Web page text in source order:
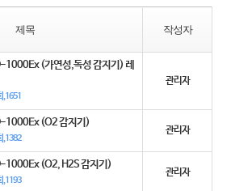
제목 작성자
(가연성,독성 감지기) 레
,1651
관리자
(O2 감지기)
,1382
관리자
(O2, H2S 감지기)
,1193
관리자